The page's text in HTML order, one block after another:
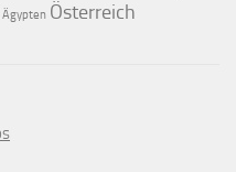
Ägypten Österreich